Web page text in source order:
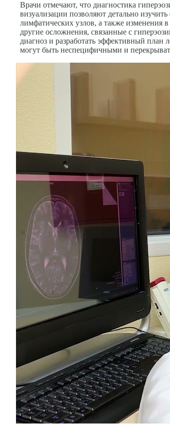
Врачи отмечают, что диагностика
визуализации позволяют детально
лимфатических узлов, а также изменения
другие осложнения, связанные с
диагноз и разработать эффективный
могут быть неспецифичными и